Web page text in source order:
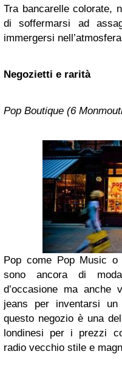
Tra bancarelle colorate,
di soffermarsi ad
immergersi
Negozietti e rarità
Pop Boutique (6
Pop come Pop Music
sono ancora di
d’occasione ma
jeans per inventarsi
questo negozio è una
londinesi per i prezzi
radio vecchio stile e